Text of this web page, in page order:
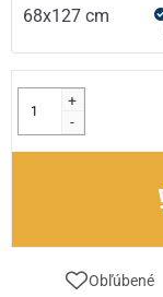
68x127 cm
+
-
Obľúbené